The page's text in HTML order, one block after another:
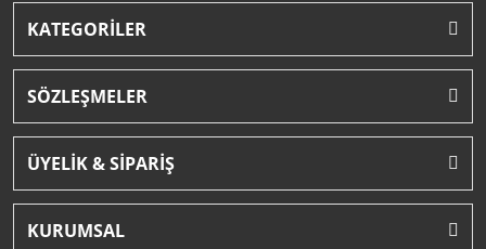
KATEGORİLER
SÖZLEŞMELER
ÜYELİK & SİPARİŞ
KURUMSAL